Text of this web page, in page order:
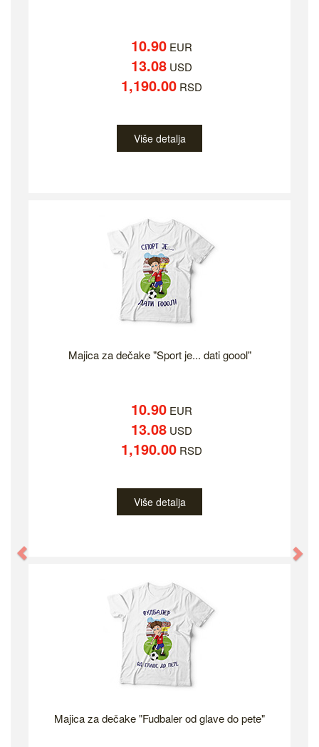
10.90EUR
13.08USD
1,190.00RSD
Više detalja
Majica za dečake "Sport je... dati goool"
10.90EUR
13.08USD
1,190.00RSD
Više detalja
Majica za dečake "Fudbaler od glave do pete"